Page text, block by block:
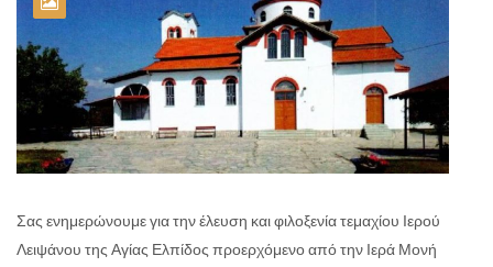
Σας ενημερώνουμε για την έλευση και φιλοξενία τεμαχίου Ιερού
Λειψάνου της Αγίας Ελπίδος προερχόμενο από την Ιερά Μονή